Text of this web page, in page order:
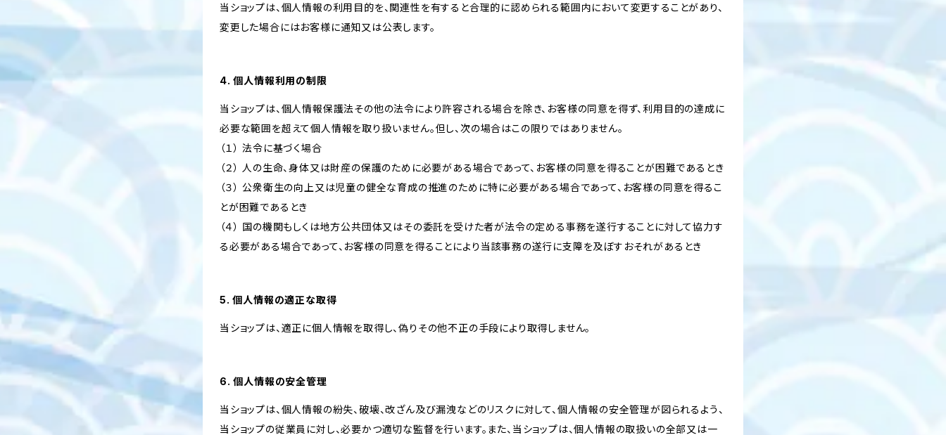
当ショップは、個人情報の利用目的を、関連性を有すると合理的に認められる範囲内において変更することがあり、
変更した場合にはお客様に通知又は公表します。
4. 個人情報利用の制限
当ショップは、個人情報保護法その他の法令により許容される場合を除き、お客様の同意を得ず、利用目的の達成に
必要な範囲を超えて個人情報を取り扱いません。但し、次の場合はこの限りではありません。
（１） 法令に基づく場合
（２） 人の生命、身体又は財産の保護のために必要がある場合であって、お客様の同意を得ることが困難であるとき
（３） 公衆衛生の向上又は児童の健全な育成の推進のために特に必要がある場合であって、お客様の同意を得るこ
とが困難であるとき
（４） 国の機関もしくは地方公共団体又はその委託を受けた者が法令の定める事務を遂行することに対して協力す
る必要がある場合であって、お客様の同意を得ることにより当該事務の遂行に支障を及ぼすおそれがあるとき
5. 個人情報の適正な取得
当ショップは、適正に個人情報を取得し、偽りその他不正の手段により取得しません。
6. 個人情報の安全管理
当ショップは、個人情報の紛失、破壊、改ざん及び漏洩などのリスクに対して、個人情報の安全管理が図られるよう、
当ショップの従業員に対し、必要かつ適切な監督を行います。また、当ショップは、個人情報の取扱いの全部又は一